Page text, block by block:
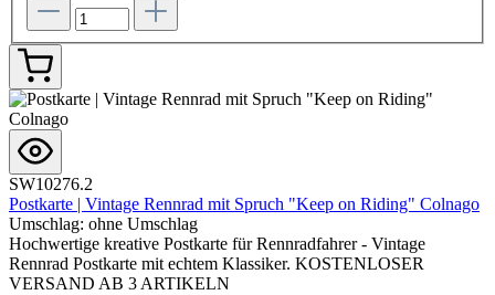
SW10276.2
Postkarte | Vintage Rennrad mit Spruch "Keep on Riding" Colnago
Umschlag: ohne Umschlag
Hochwertige kreative Postkarte für Rennradfahrer - Vintage
Rennrad Postkarte mit echtem Klassiker. KOSTENLOSER
VERSAND AB 3 ARTIKELN